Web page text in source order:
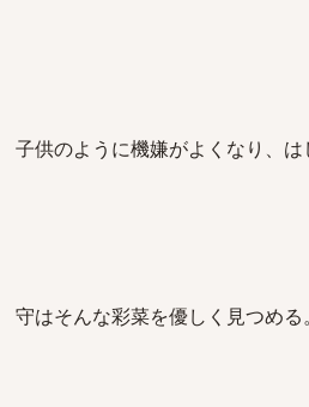
子供のように機嫌がよくなり、は
守はそんな彩菜を優しく見つめる。